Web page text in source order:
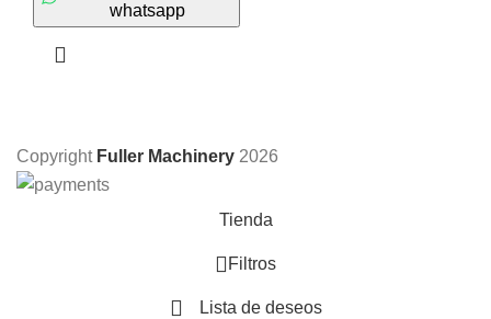
whatsapp
Copyright Fuller Machinery 2026
Tienda
Filtros
Lista de deseos